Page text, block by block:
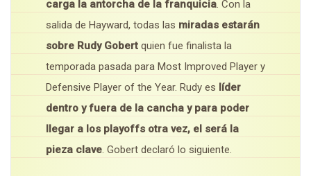
carga la antorcha de la franquicia. Con la
salida de Hayward, todas las miradas estarán
sobre Rudy Gobert quien fue finalista la
temporada pasada para Most Improved Player y
Defensive Player of the Year. Rudy es líder
dentro y fuera de la cancha y para poder
llegar a los playoffs otra vez, el será la
pieza clave. Gobert declaró lo siguiente.